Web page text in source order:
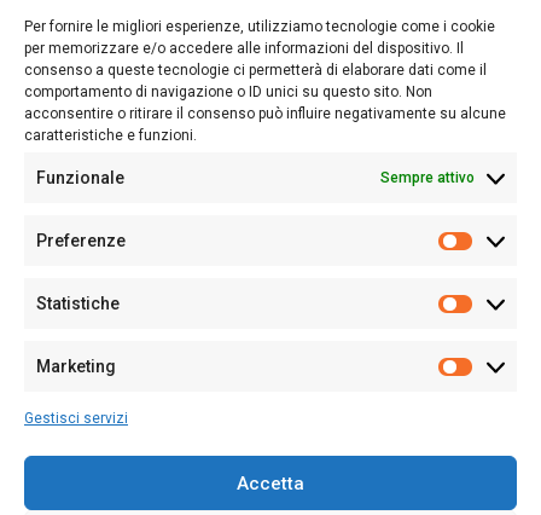
Per fornire le migliori esperienze, utilizziamo tecnologie come i cookie
per memorizzare e/o accedere alle informazioni del dispositivo. Il
consenso a queste tecnologie ci permetterà di elaborare dati come il
comportamento di navigazione o ID unici su questo sito. Non
acconsentire o ritirare il consenso può influire negativamente su alcune
caratteristiche e funzioni.
Funzionale Sempre attivo
Preferenze
Statistiche
Marketing
Gestisci servizi
Accetta
nostro passato e, soprattutto, al nostro futuro
Follow Us
Sede:Via Cristoforo Colombo 09013 Carbonia
Partita IVA02270380922
128/2020 del 10/02/2020
Per la Pubblicità: